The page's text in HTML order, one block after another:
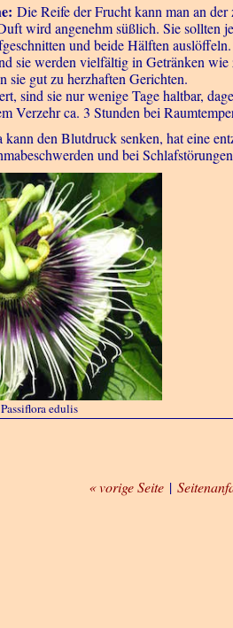
Die Reife der Frucht kann man an
wird angenehm süßlich. Sie
und beide Hälften
sie werden vielfältig in Getränken
sie gut zu herzhaften Gerichten.
sind sie nur wenige Tage haltbar,
Verzehr ca. 3 Stunden bei
den Blutdruck senken, hat eine
und bei
edulis
« vorige Seite |